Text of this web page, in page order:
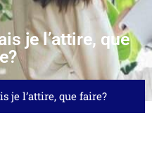
je l’attire, que
je l’attire, que faire?